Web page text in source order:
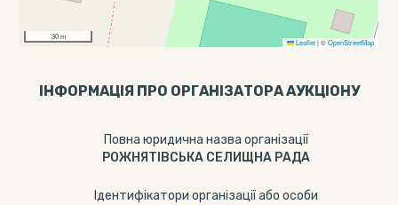
30 m
Leaflet |©OpenStreetMap
ІНФОРМАЦІЯ ПРО ОРГАНІЗАТОРА АУКЦІОНУ
Повна юридична назва організації
РОЖНЯТІВСЬКА СЕЛИЩНА РАДА
Ідентифікатори організації або особи